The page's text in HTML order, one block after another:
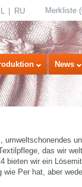
RU Merkliste (
News
das wir
4 bieten wir ein
Per hat, aber